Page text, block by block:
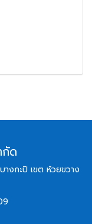
กัด
งกะปิ เขต ห้วยขวาง